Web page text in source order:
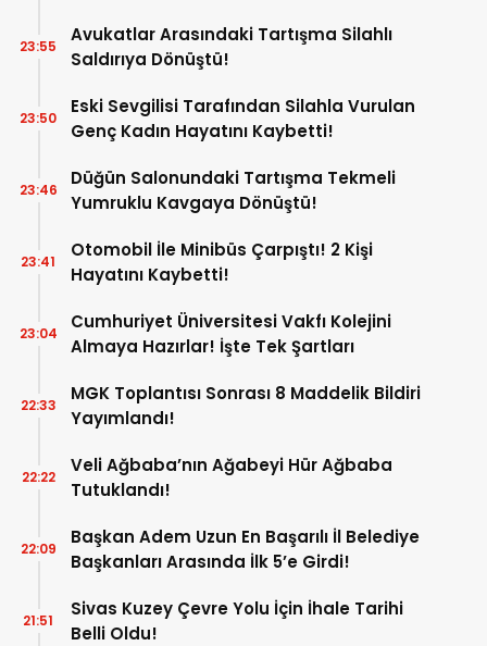
Avukatlar Arasındaki Tartışma Silahlı
Saldırıya Dönüştü!
23:55
Eski Sevgilisi Tarafından Silahla Vurulan
Genç Kadın Hayatını Kaybetti!
23:50
Düğün Salonundaki Tartışma Tekmeli
Yumruklu Kavgaya Dönüştü!
23:46
Otomobil İle Minibüs Çarpıştı! 2 Kişi
Hayatını Kaybetti!
23:41
Cumhuriyet Üniversitesi Vakfı Kolejini
Almaya Hazırlar! İşte Tek Şartları
23:04
MGK Toplantısı Sonrası 8 Maddelik Bildiri
Yayımlandı!
22:33
Veli Ağbaba’nın Ağabeyi Hür Ağbaba
Tutuklandı!
22:22
Başkan Adem Uzun En Başarılı İl Belediye
Başkanları Arasında İlk 5’e Girdi!
22:09
Sivas Kuzey Çevre Yolu İçin İhale Tarihi
Belli Oldu!
21:51